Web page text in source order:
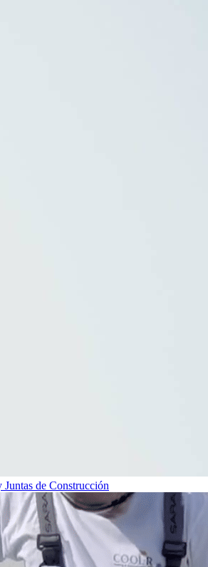
Juntas de Construcción